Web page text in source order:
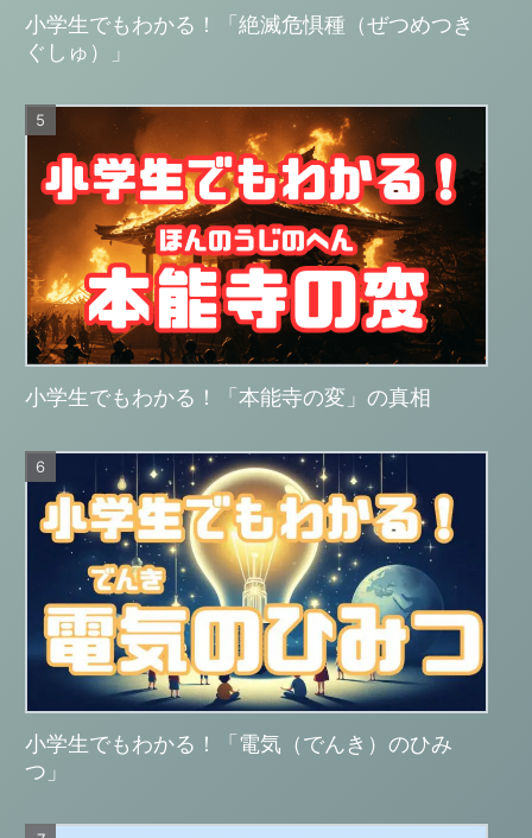
小学生でもわかる！「絶滅危惧種（ぜつめつき
ぐしゅ）」
小学生でもわかる！「本能寺の変」の真相
小学生でもわかる！「電気（でんき）のひみ
つ」